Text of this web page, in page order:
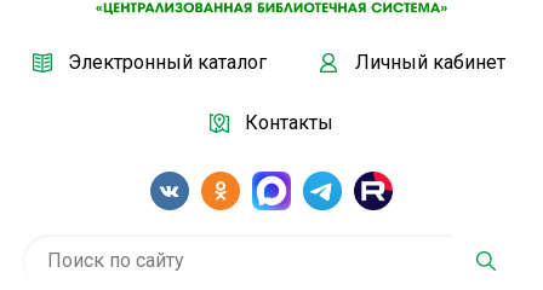
Электронный каталог Личный кабинет
Контакты